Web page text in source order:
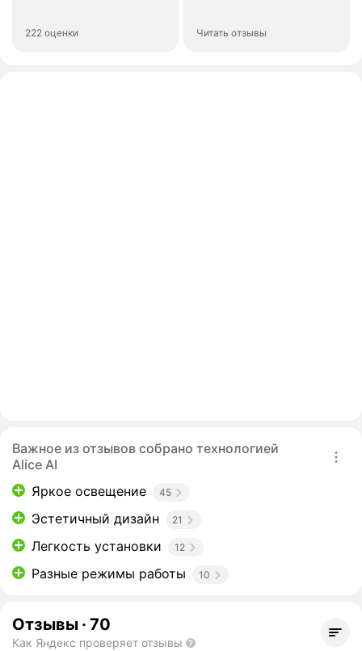
222 оценки Читать отзывы
Важное из отзывов собрано технологией
Alice AI
Яркое освещение
45
Эстетичный дизайн 21
Легкость установки 12
Разные режимы работы 10
Отзывы · 70
Как Яндекс проверяет отзывы